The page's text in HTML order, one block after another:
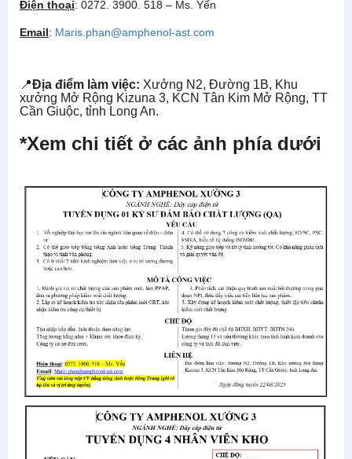
Điện thoại: 0272. 3900. 518 – Ms. Yến
Email: Maris.phan@amphenol-ast.com
📍Địa điểm làm việc: Xưởng N2, Đường 1B, Khu
xưởng Mở Rộng Kizuna 3, KCN Tân Kim Mở Rộng, TT
Cần Giuộc, tỉnh Long An.
*Xem chi tiết ở các ảnh phía dưới